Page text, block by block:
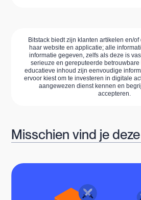
Bitstack biedt zijn klanten artikelen en/
haar website en applicatie; alle
informatie gegeven, zelfs als deze is
serieuze en gereputeerde
educatieve inhoud zijn eenvoudige
ervoor kiest om te investeren in digitale
aangewezen dienst kennen en
accepteren.
Misschien vind je